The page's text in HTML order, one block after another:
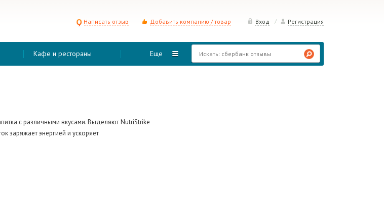
Добавить компанию / товар Вход / Регистрация
Написать отзыв
Кафе и рестораны Еще
с различными вкусами. Выделяют NutriStrike
заряжает энергией и ускоряет